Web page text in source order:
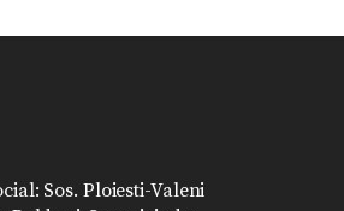
Sos. Ploiesti-Valeni